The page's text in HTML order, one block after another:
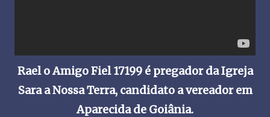
Rael o Amigo Fiel 17199 é pregador da Igreja
Sara a Nossa Terra, candidato a vereador em
Aparecida de Goiânia.